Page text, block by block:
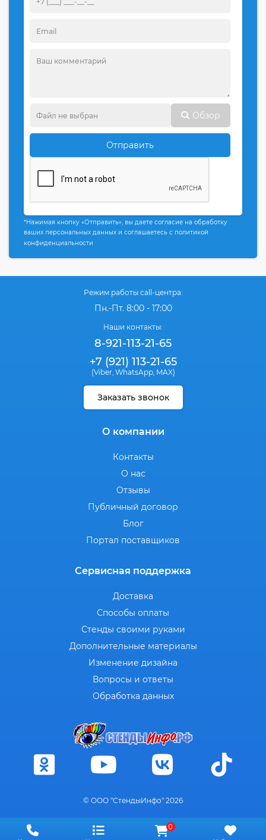
0
Обзор
Отправить
*Нажимая кнопку «Отправить», вы даете согласие на обработку
ваших персональных данных и соглашаетесь с политикой
конфиденциальности
Режим работы call-центра:
Пн.-Пт. 8:00 - 17:00
Наши контакты:
8-921-113-21-65
+7 (921) 113-21-65
(Viber, WhatsApp, MAX)
Заказать звонок
О компании
Контакты
О нас
Отзывы
Публичный договор
Блог
Портал поставщиков
Сервисная поддержка
Доставка
Способы оплаты
Стенды своими руками
Дополнительные материалы
Изменение дизайна
Вопросы и ответы
Обработка данных
© ООО "СтендыИнфо" 2026